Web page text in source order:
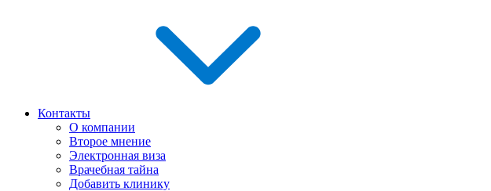
Контакты
О компании
Второе мнение
Электронная виза
Врачебная тайна
Добавить клинику